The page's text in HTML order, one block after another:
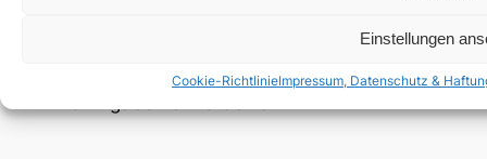
Einstellungen
Cookie-RichtlinieImpressum, Datenschutz &